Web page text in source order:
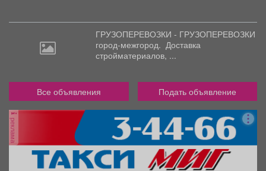
ГРУЗОПЕРЕВОЗКИ - ГРУЗОПЕРЕВОЗКИ
город-межгород. Доставка
стройматериалов, ...
Все объявления Подать объявление
реклама